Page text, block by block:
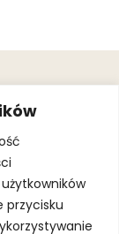
przycisku
JOIN OUR
MAILING
By subscribing,
you agree to
ourTerms of
UseandPrivacy